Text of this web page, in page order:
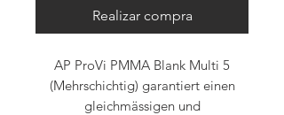
Realizar compra
AP ProVi PMMA Blank Multi 5
(Mehrschichtig) garantiert einen
gleichmässigen und